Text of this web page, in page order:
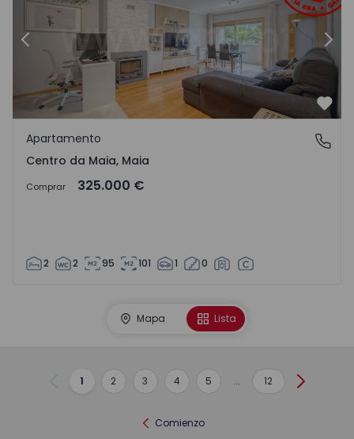
Anterior
Centro da Maia, Maia
Apartamento
Centro da Maia, Maia
Comprar 325.000 €
2 2 95 101 1 0
Mapa Lista
Anterior
1 2 3 4 5 ... 12
Comienzo